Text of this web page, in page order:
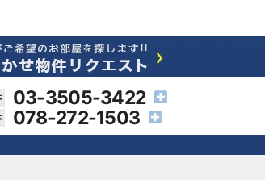
03-3505-3422
078-272-1503